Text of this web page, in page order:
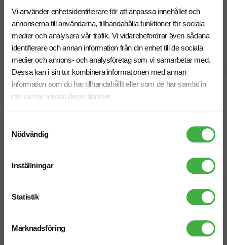
Vi använder enhetsidentifierare för att anpassa innehållet och
annonserna till användarna, tillhandahålla funktioner för sociala
medier och analysera vår trafik. Vi vidarebefordrar även sådana
identifierare och annan information från din enhet till de sociala
medier och annons- och analysföretag som vi samarbetar med.
Dessa kan i sin tur kombinera informationen med annan
information som du har tillhandahållit eller som de har samlat in
när du har använt deras tjänster.
Nödvändig
Inställningar
Statistik
Marknadsföring
Designskiss inom 1 h
Prisgaranti
Snabb leverans
Vi hjälper dig gärna!